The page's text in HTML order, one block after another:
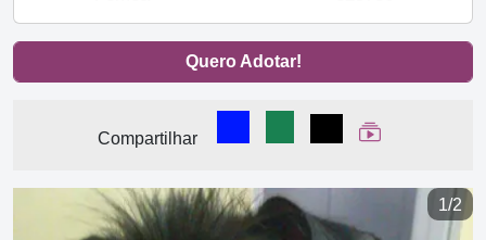
Quero Adotar!
Compartilhar
Compartilhar no Facebook
Compartilhar no
Compartilhar
Ver Web Story
1/2